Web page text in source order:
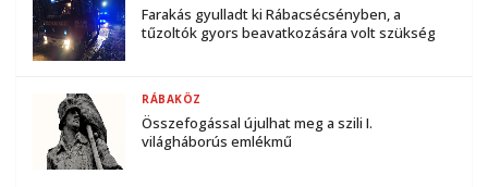
Farakás gyulladt ki Rábacsécsényben, a
tűzoltók gyors beavatkozására volt szükség
Összefogással újulhat meg a szili I.
világháborús emlékmű
RÁBAKÖZ